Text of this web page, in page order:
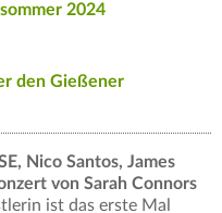
2024
den Gießener
Nico Santos, James
von Sarah Connors
ist das erste Mal